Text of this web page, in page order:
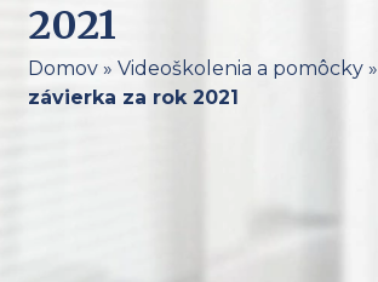
2021
Domov» Videoškolenia a pomôcky»
závierka za rok 2021